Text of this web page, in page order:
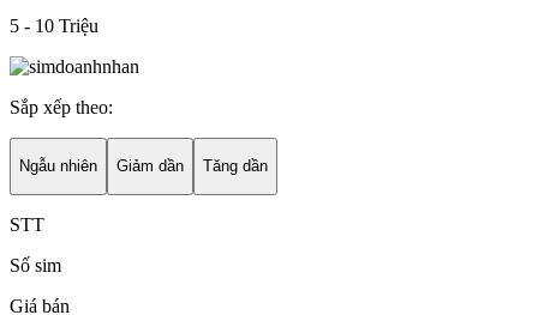
5 - 10 Triệu
Sắp xếp theo:
Ngẫu nhiên Giảm dần Tăng dần
STT
Số sim
Giá bán